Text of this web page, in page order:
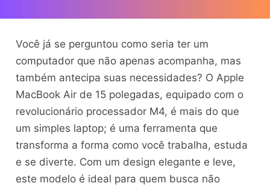
Você já se perguntou como seria ter um
computador que não apenas acompanha, mas
também antecipa suas necessidades? O Apple
MacBook Air de 15 polegadas, equipado com o
revolucionário processador M4, é mais do que
um simples laptop; é uma ferramenta que
transforma a forma como você trabalha, estuda
e se diverte. Com um design elegante e leve,
este modelo é ideal para quem busca não